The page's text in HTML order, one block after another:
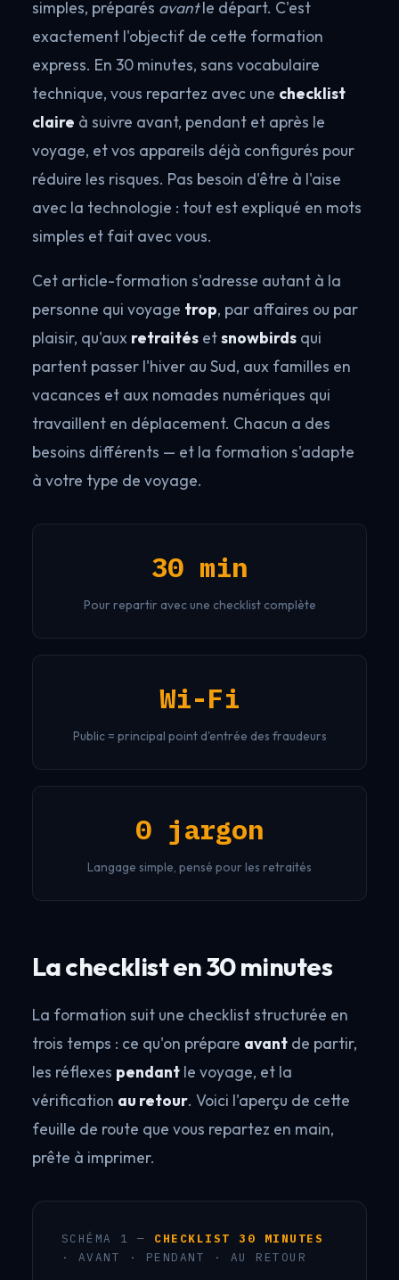
simples, préparés avantle départ. C'est
exactement l'objectif de cette formation
express. En 30 minutes, sans vocabulaire
technique, vous repartez avec une checklist
claire à suivre avant, pendant et après le
voyage, et vos appareils déjà configurés pour
réduire les risques. Pas besoin d'être à l'aise
avec la technologie : tout est expliqué en mots
simples et fait avec vous.
Cet article-formation s'adresse autant à la
personne qui voyage trop, par affaires ou par
plaisir, qu'aux retraités etsnowbirds qui
partent passer l'hiver au Sud, aux familles en
vacances et aux nomades numériques qui
travaillent en déplacement. Chacun a des
besoins différents — et la formation s'adapte
à votre type de voyage.
30 min
Pour repartir avec une checklist complète
Wi-Fi
Public = principal point d'entrée des fraudeurs
0 jargon
Langage simple, pensé pour les retraités
La checklist en 30 minutes
La formation suit une checklist structurée en
trois temps : ce qu'on prépare avant de partir,
les réflexes pendant le voyage, et la
vérification au retour. Voici l'aperçu de cette
feuille de route que vous repartez en main,
prête à imprimer.
SCHÉMA 1 — CHECKLIST 30 MINUTES
· AVANT · PENDANT · AU RETOUR